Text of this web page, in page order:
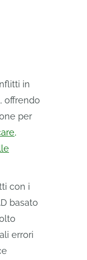
in
offrendo
per
con i
basato
errori